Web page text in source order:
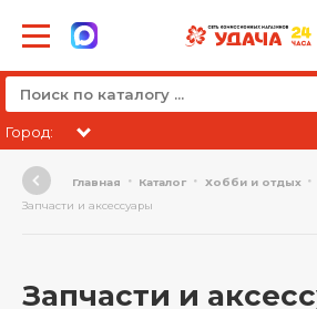
Город:
Главная Каталог Хобби и отдых
Запчасти и аксессуары
Запчасти и